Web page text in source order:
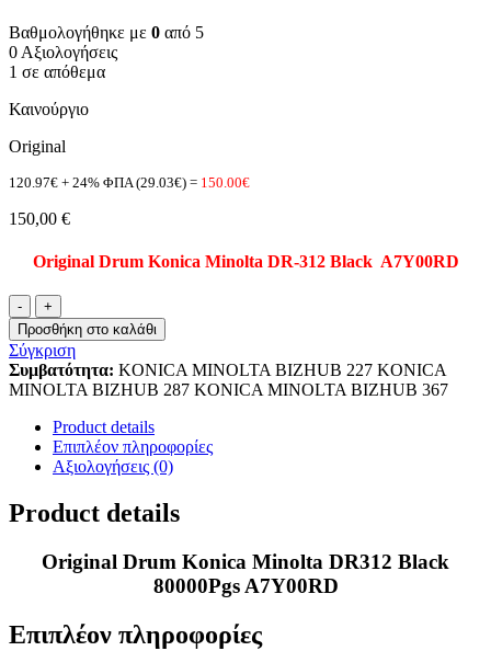
Βαθμολογήθηκε με 0 από 5
0 Αξιολογήσεις
1 σε απόθεμα
Καινούργιο
Original
120.97€ + 24% ΦΠΑ (29.03€) = 150.00€
150,00 €
Original Drum Konica Minolta DR-312 Black A7Y00RD
DR-
312
Drum
Konica
Minolta
DR312
Black
A7Y00RD
Original
ποσότητα
Προσθήκη στο καλάθι
Σύγκριση
Συμβατότητα: KONICA MINOLTA BIZHUB 227 KONICA
MINOLTA BIZHUB 287 KONICA MINOLTA BIZHUB 367
Product details
Επιπλέον πληροφορίες
Αξιολογήσεις (0)
Product details
Original Drum Konica Minolta DR312 Black
80000Pgs A7Y00RD
Επιπλέον πληροφορίες